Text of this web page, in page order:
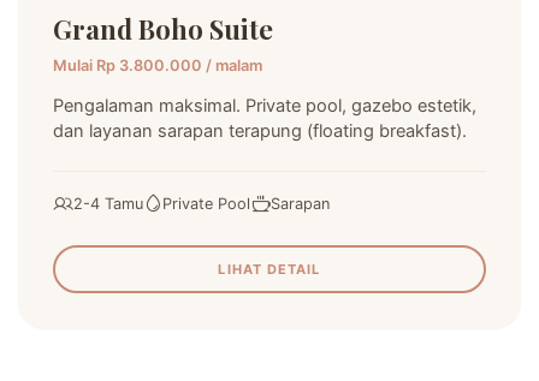
Grand Boho Suite
Mulai Rp 3.800.000 / malam
Pengalaman maksimal. Private pool, gazebo estetik,
dan layanan sarapan terapung (floating breakfast).
2-4 Tamu Private Pool Sarapan
LIHAT DETAIL